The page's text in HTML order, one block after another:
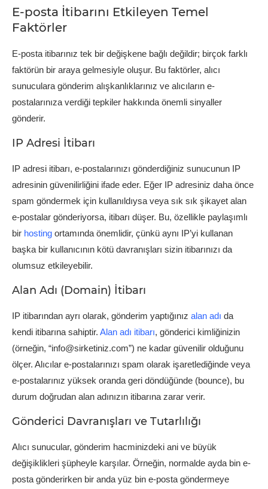
E-posta İtibarını Etkileyen Temel
Faktörler
E-posta itibarınız tek bir değişkene bağlı değildir; birçok farklı
faktörün bir araya gelmesiyle oluşur. Bu faktörler, alıcı
sunuculara gönderim alışkanlıklarınız ve alıcıların e-
postalarınıza verdiği tepkiler hakkında önemli sinyaller
gönderir.
IP Adresi İtibarı
IP adresi itibarı, e-postalarınızı gönderdiğiniz sunucunun IP
adresinin güvenilirliğini ifade eder. Eğer IP adresiniz daha önce
spam göndermek için kullanıldıysa veya sık sık şikayet alan
e-postalar gönderiyorsa, itibarı düşer. Bu, özellikle paylaşımlı
bir hosting ortamında önemlidir, çünkü aynı IP’yi kullanan
başka bir kullanıcının kötü davranışları sizin itibarınızı da
olumsuz etkileyebilir.
Alan Adı (Domain) İtibarı
IP itibarından ayrı olarak, gönderim yaptığınız alan adı da
kendi itibarına sahiptir. Alan adı itibarı, gönderici kimliğinizin
(örneğin, “info@sirketiniz.com”) ne kadar güvenilir olduğunu
ölçer. Alıcılar e-postalarınızı spam olarak işaretlediğinde veya
e-postalarınız yüksek oranda geri döndüğünde (bounce), bu
durum doğrudan alan adınızın itibarına zarar verir.
Gönderici Davranışları ve Tutarlılığı
Alıcı sunucular, gönderim hacminizdeki ani ve büyük
değişiklikleri şüpheyle karşılar. Örneğin, normalde ayda bin e-
posta gönderirken bir anda yüz bin e-posta göndermeye